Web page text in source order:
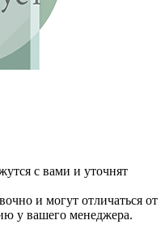
с вами и уточнят
и могут отличаться от
у вашего менеджера.